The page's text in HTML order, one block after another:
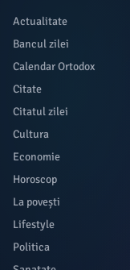
Actualitate
Bancul zilei
Calendar Ortodox
Citate
Citatul zilei
Cultura
Economie
Horoscop
La povești
Lifestyle
Politica